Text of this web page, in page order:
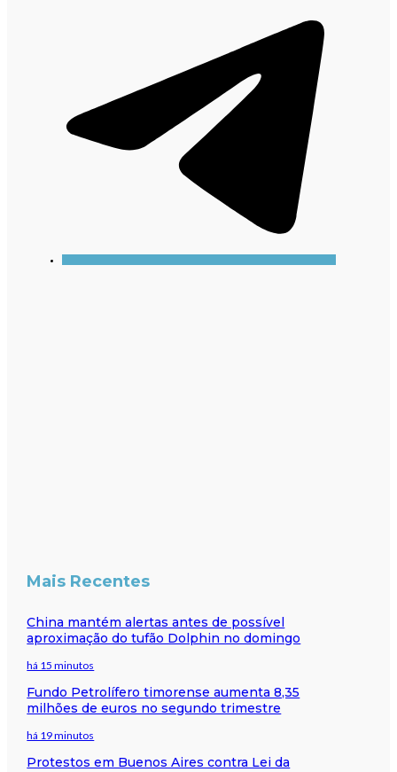
Mais Recentes
China mantém alertas antes de possível
aproximação do tufão Dolphin no domingo
há 15 minutos
Fundo Petrolífero timorense aumenta 8,35
milhões de euros no segundo trimestre
há 19 minutos
Protestos em Buenos Aires contra Lei da